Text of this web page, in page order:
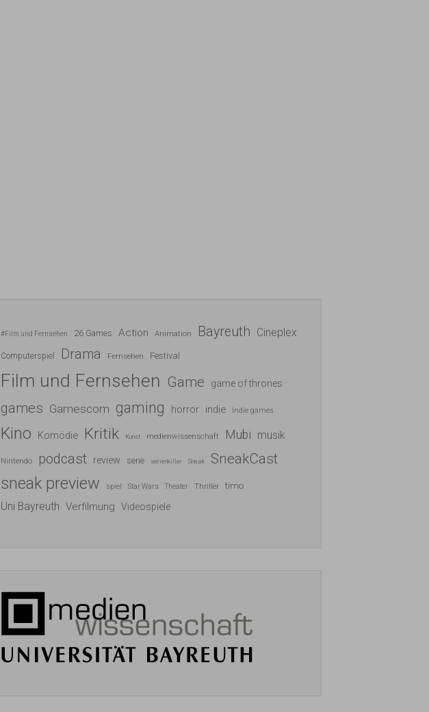
#Film und Fernsehen 26 Games Action Animation Bayreuth Cineplex
Computerspiel Drama Fernsehen Festival
Film und Fernsehen Game game of thrones
games Gamescom gaming horror indie Indie games
Kino Komödie Kritik Kunst medienwissenschaft Mubi musik
Nintendo podcast review serie serienkiller Sneak SneakCast
sneak preview spiel Star Wars Theater Thriller timo
Uni Bayreuth Verfilmung Videospiele